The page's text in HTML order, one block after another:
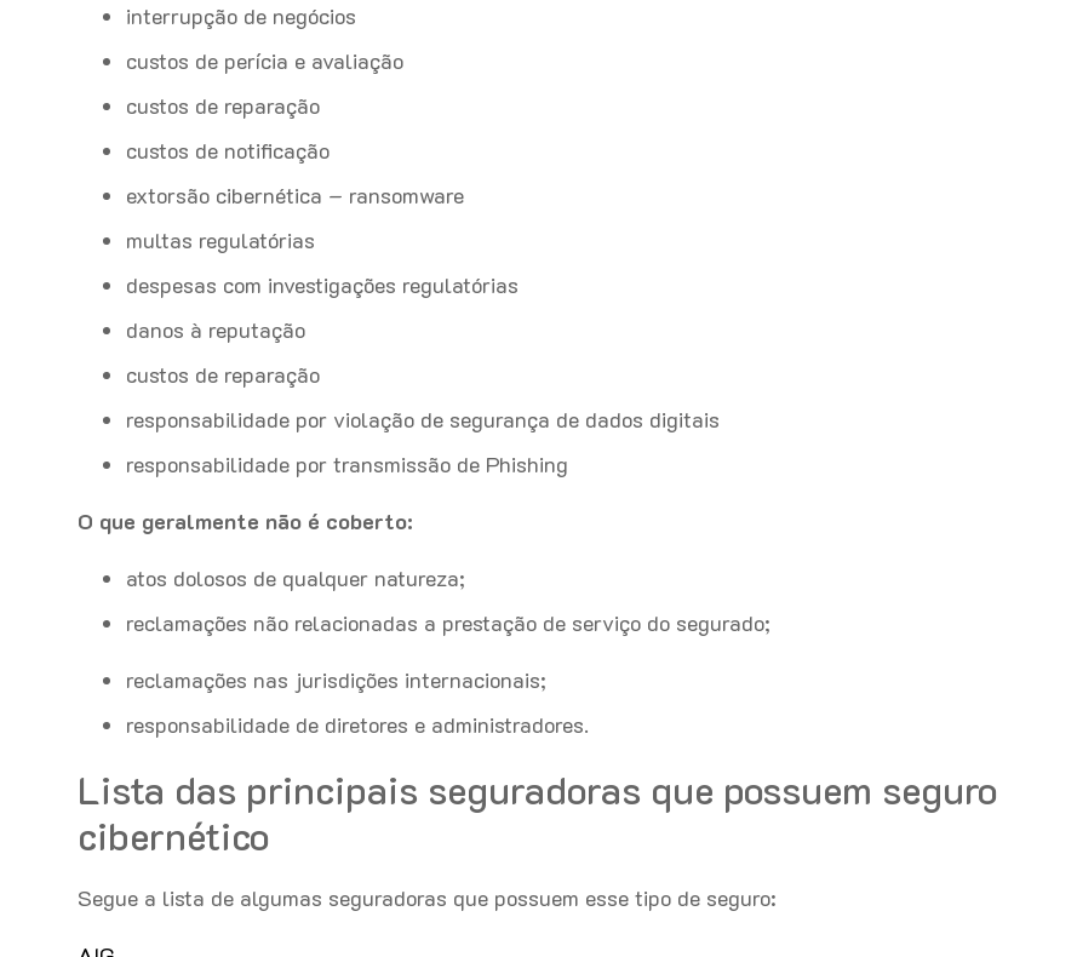
interrupção de negócios
custos de perícia e avaliação
custos de reparação
custos de notificação
extorsão cibernética – ransomware
multas regulatórias
despesas com investigações regulatórias
danos à reputação
custos de reparação
responsabilidade por violação de segurança de dados digitais
responsabilidade por transmissão de Phishing
O que geralmente não é coberto:
atos dolosos de qualquer natureza;
reclamações não relacionadas a prestação de serviço do segurado;
reclamações nas jurisdições internacionais;
responsabilidade de diretores e administradores.
Lista das principais seguradoras que possuem seguro
cibernético
Segue a lista de algumas seguradoras que possuem esse tipo de seguro: